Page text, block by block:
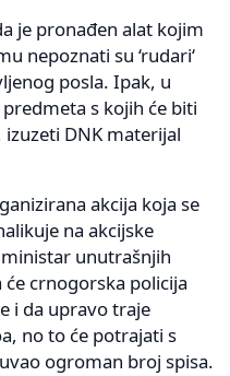
je pronađen alat kojim
nepoznati su ‘rudari‘
posla. Ipak, u
s kojih će biti
DNK materijal
akcija koja se
na akcijske
unutrašnjih
će crnogorska policija
i da upravo traje
no to će potrajati s
ogroman broj spisa.